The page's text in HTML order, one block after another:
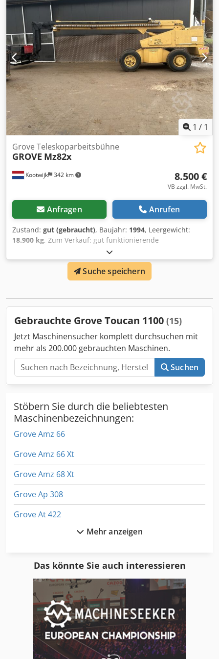
Dedpfswud E Tjx Abvekr Optischer Zustand: sehr gut
1 / 1
Kootwijk 342 km
Grove Teleskoparbeitsbühne
GROVE Mz82x
8.500 €
VB zzgl. MwSt.
Anfragen Anrufen
Zustand: gut (gebraucht), Baujahr: 1994, Leergewicht:
18.900 kg, Zum Verkauf: gut funktionierende
Teleskoparbeitsbühne, Arbeitshöhe 24 m.
Inzahlungnahme und Transport nach Absprache möglich.
Für weitere Informationen rufen Sie bitte an oder senden
Sie eine Nachricht. Dkodpfeyiz Ruox Abver
Suche speichern
Gebrauchte Grove Toucan 1100 (15)
Jetzt Maschinensucher komplett durchsuchen mit
mehr als 200.000 gebrauchten Maschinen.
Suchen
Stöbern Sie durch die beliebtesten
Maschinenbezeichnungen:
Grove Amz 66
Grove Amz 66 Xt
Grove Amz 68 Xt
Grove Ap 308
Grove At 422
Grove Gmk 5275
Grove Mz 76
Grove Rt 422
Grove Rt 518
Mehr anzeigen
Das könnte Sie auch interessieren